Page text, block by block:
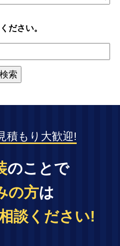
ださい。
積もり大歓迎!
のことで
の方は
談ください!